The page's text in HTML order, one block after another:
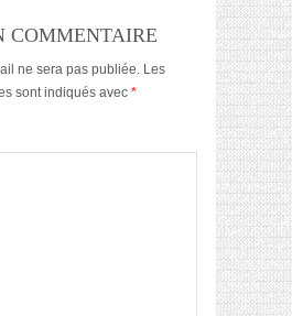
COMMENTAIRE
ne sera pas publiée. Les
sont indiqués avec *